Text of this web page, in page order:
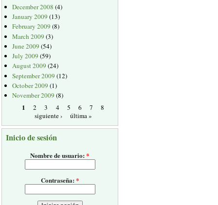
December 2008 (4)
January 2009 (13)
February 2009 (8)
March 2009 (3)
June 2009 (54)
July 2009 (59)
August 2009 (24)
September 2009 (12)
October 2009 (1)
November 2009 (8)
1 2 3 4 5 6 7
8
siguiente ›
última »
Inicio de sesión
Nombre de usuario:*
Contraseña:*